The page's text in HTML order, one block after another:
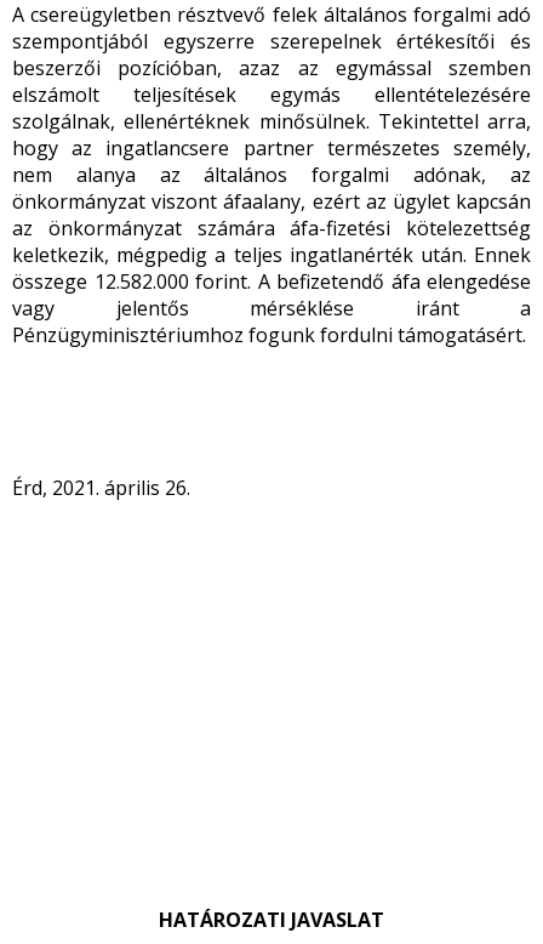
A csereügyletben résztvevő felek általános forgalmi adó
szempontjából egyszerre szerepelnek értékesítői és
beszerzői pozícióban, azaz az egymással szemben
elszámolt teljesítések egymás ellentételezésére
szolgálnak, ellenértéknek minősülnek. Tekintettel arra,
hogy az ingatlancsere partner természetes személy,
nem alanya az általános forgalmi adónak, az
önkormányzat viszont áfaalany, ezért az ügylet kapcsán
az önkormányzat számára áfa-fizetési kötelezettség
keletkezik, mégpedig a teljes ingatlanérték után. Ennek
összege 12.582.000 forint. A befizetendő áfa elengedése
vagy jelentős mérséklése iránt a
Pénzügyminisztériumhoz fogunk fordulni támogatásért.
Érd, 2021. április 26.
HATÁROZATI JAVASLAT